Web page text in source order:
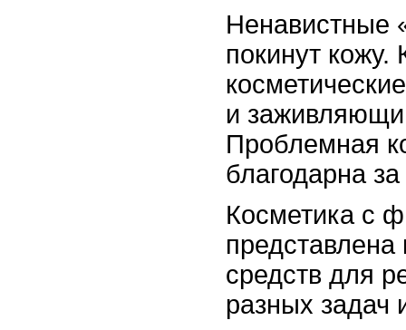
Ненавистные
покинут
и
Проблемная
благодарна
Косметика с
средств для
разных задач